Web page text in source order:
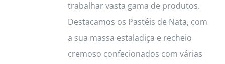
trabalhar vasta gama de produtos.
Destacamos os Pastéis de Nata, com
a sua massa estaladiça e recheio
cremoso confecionados com várias